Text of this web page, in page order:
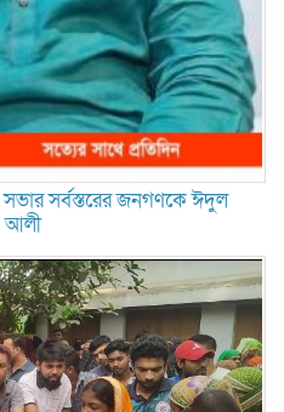
সর্বস্তরের জনগণকে ঈদুল
আলী